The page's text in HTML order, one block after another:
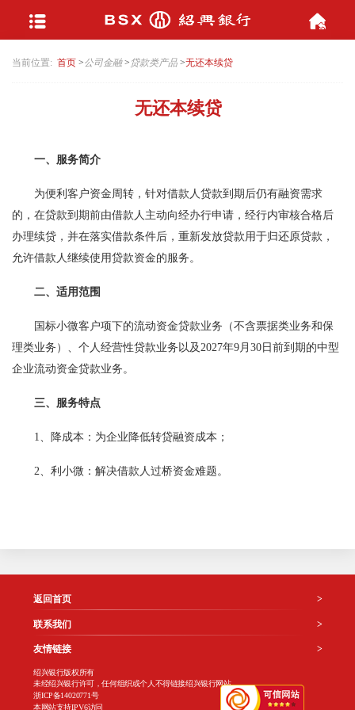
当前位置: 首页 >公司金融 > 贷款类产品 >无还本续贷
无还本续贷
一、服务简介
为便利客户资金周转，针对借款人贷款到期后仍有融资需求
的，在贷款到期前由借款人主动向经办行申请，经行内审核合格后
办理续贷，并在落实借款条件后，重新发放贷款用于归还原贷款，
允许借款人继续使用贷款资金的服务。
二、适用范围
国标小微客户项下的流动资金贷款业务（不含票据类业务和保
理类业务）、个人经营性贷款业务以及2027年9月30日前到期的中型
企业流动资金贷款业务。
三、服务特点
1、降成本：为企业降低转贷融资成本；
2、利小微：解决借款人过桥资金难题。
返回首页 >
联系我们 >
友情链接 >
绍兴银行版权所有
未经绍兴银行许可，任何组织或个人不得链接绍兴银行网站
浙ICP备14020771号
本网站支持IPV6访问